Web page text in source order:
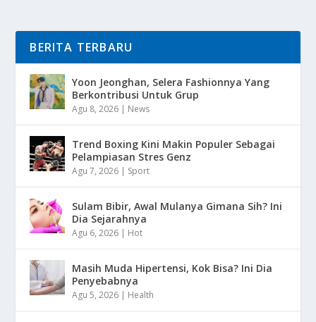
BERITA TERBARU
Yoon Jeonghan, Selera Fashionnya Yang
Berkontribusi Untuk Grup
Agu 8, 2026 | News
Trend Boxing Kini Makin Populer Sebagai
Pelampiasan Stres Genz
Agu 7, 2026 | Sport
Sulam Bibir, Awal Mulanya Gimana Sih? Ini
Dia Sejarahnya
Agu 6, 2026 | Hot
Masih Muda Hipertensi, Kok Bisa? Ini Dia
Penyebabnya
Agu 5, 2026 | Health